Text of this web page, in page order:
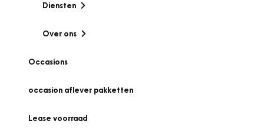
Diensten
Over ons
Occasions
occasion aflever pakketten
Lease voorraad